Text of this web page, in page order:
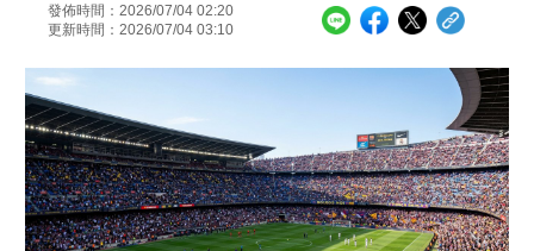
發佈時間：2026/07/04 02:20
更新時間：2026/07/04 03:10